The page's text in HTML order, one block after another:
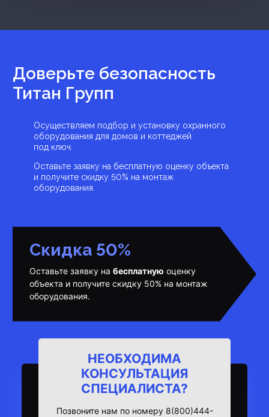
Доверьте безопасность
Титан Групп
Осуществляем подбор и установку охранного
оборудования для домов и коттеджей
под ключ.
Оставьте заявку на бесплатную оценку объекта
и получите скидку 50% на монтаж
оборудования.
Скидка 50%
Оставьте заявку на бесплатную оценку
объекта и получите скидку 50% на монтаж
оборудования.
НЕОБХОДИМА
КОНСУЛЬТАЦИЯ
СПЕЦИАЛИСТА?
Позвоните нам по номеру 8(800)444-